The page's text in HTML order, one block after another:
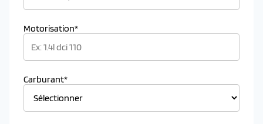
Motorisation*
Carburant*